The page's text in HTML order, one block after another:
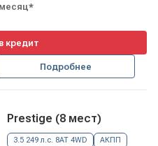
месяц*
кредит
Подробнее
Prestige (8 мест)
3.5 249 л.с. 8AT 4WD АКПП